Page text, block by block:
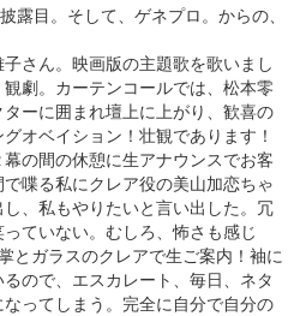
露目。そして、ゲネプロ。からの、
さん。映画版の主題歌を歌いまし
劇。カーテンコールでは、松本零
ーに囲まれ壇上に上がり、歓喜の
オベイション！壮観であります！
の間の休憩に生アナウンスでお客
喋る私にクレア役の美山加恋ちゃ
、私もやりたいと言い出した。冗
ていない。むしろ、怖さも感じ
とガラスのクレアで生ご案内！袖に
ので、エスカレート、毎日、ネタ
ってしまう。完全に自分で自分の